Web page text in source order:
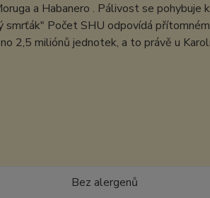
a Habanero . Pálivost se
smrťák" Počet SHU odpovídá
2,5 miliónů jednotek, a to právě u
Bez alergenů